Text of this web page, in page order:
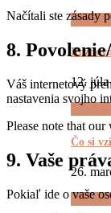
12.
Výrečnô
Čo si
26.
Načítali ste zásady
8.
Váš internetový
nastavenia svojho
Please note that
9. Vaše
Pokiaľ ide o vaše